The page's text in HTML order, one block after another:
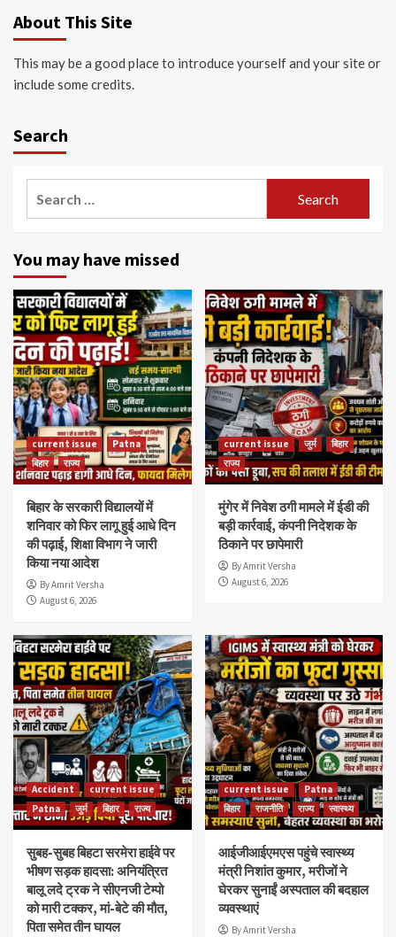
About This Site
This may be a good place to introduce yourself and your site or
include some credits.
Search
You may have missed
current issue
Patna
बिहार
राज्य
बिहार के सरकारी विद्यालयों में
शनिवार को फिर लागू हुई आधे दिन
की पढ़ाई, शिक्षा विभाग ने जारी
किया नया आदेश
By Amrit Versha
August 6, 2026
current issue जुर्म
बिहार
राज्य
मुंगेर में निवेश ठगी मामले में ईडी की
बड़ी कार्रवाई, कंपनी निदेशक के
ठिकाने पर छापेमारी
By Amrit Versha
August 6, 2026
Accident
current issue
Patna
जुर्म बिहार राज्य
सुबह-सुबह बिहटा सरमेरा हाईवे पर
भीषण सड़क हादसा: अनियंत्रित
बालू लदे ट्रक ने सीएनजी टेम्पो
को मारी टक्कर, मां-बेटे की मौत,
पिता समेत तीन घायल
current issue
Patna
बिहार
राजनीति राज्य स्वास्थ्य
आईजीआईएमएस पहुंचे स्वास्थ्य
मंत्री निशांत कुमार, मरीजों ने
घेरकर सुनाईं अस्पताल की बदहाल
व्यवस्थाएं
By Amrit Versha